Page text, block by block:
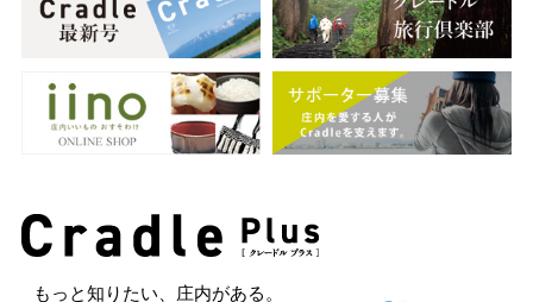
もっと知りたい、庄内がある。